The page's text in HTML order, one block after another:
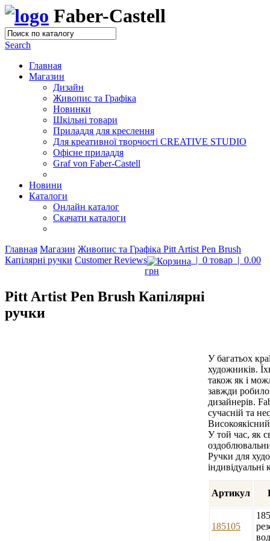
Faber-Castell
Search
Главная
Магазин
Дизайн
Живопис та Графіка
Новинки
Шкільні товари
Приладдя для креслення
Для креативної творчості CREATIVE STUDIO
Офісне приладдя
Graf von Faber-Castell
Новини
Каталоги
Онлайн каталог
Скачати каталоги
Главная Магазин Живопис та Графіка Pitt Artist Pen Brush
Капілярні ручки Customer Reviews | 0 товар | 0.00
грн
Pitt Artist Pen Brush Капілярні
ручки
У багатьох
художників.
також як і
завжди робило
дизайнерів.
сучасній та
У той час, як
Ручки для
індивідуальні
Артикул
185105